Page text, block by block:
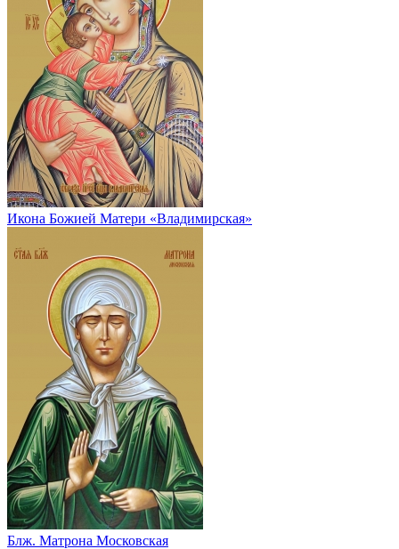
Икона Божией Матери «Владимирская»
Блж. Матрона Московская